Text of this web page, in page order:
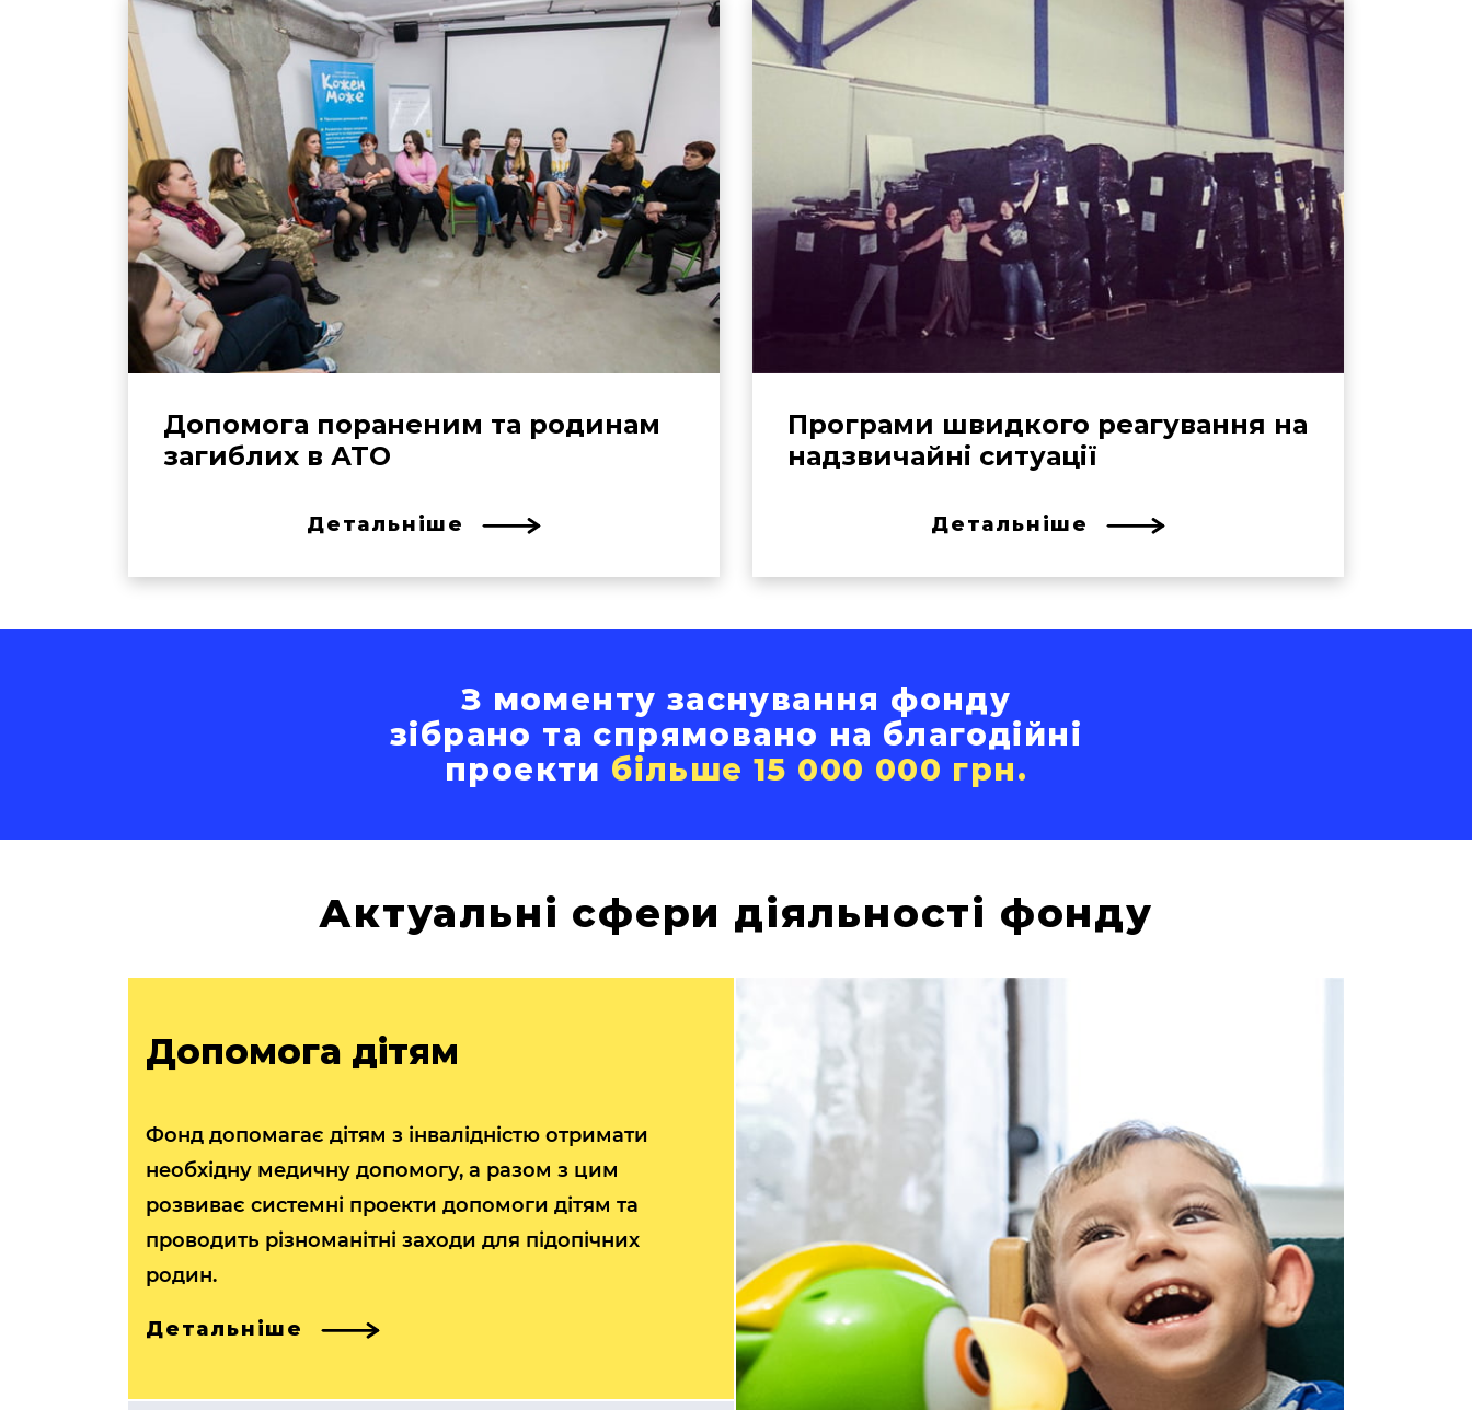
Допомога пораненим та родинам
загиблих в АТО
Детальніше
Програми швидкого реагування на
надзвичайні ситуації
Детальніше
З моменту заснування фонду
зібрано та спрямовано на благодійні
проекти більше 15 000 000 грн.
Актуальні сфери діяльності фонду
Допомога дітям
Фонд допомагає дітям з інвалідністю отримати
необхідну медичну допомогу, а разом з цим
розвиває системні проекти допомоги дітям та
проводить різноманітні заходи для підопічних
родин.
Детальніше